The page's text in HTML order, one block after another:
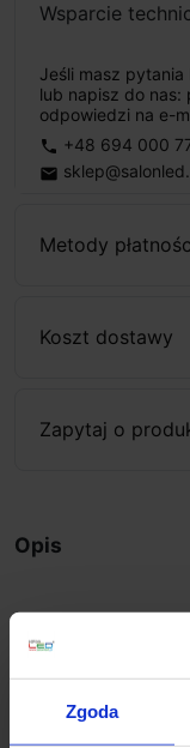
Zgoda
Wsparcie
Jeśli masz
lub napisz do nas:
odpowiedzi na e-
phone +48 694 000
email
Metody
Koszt dostawy
Zapytaj o
Opis
ścienna
podstawa
szklany w
światła